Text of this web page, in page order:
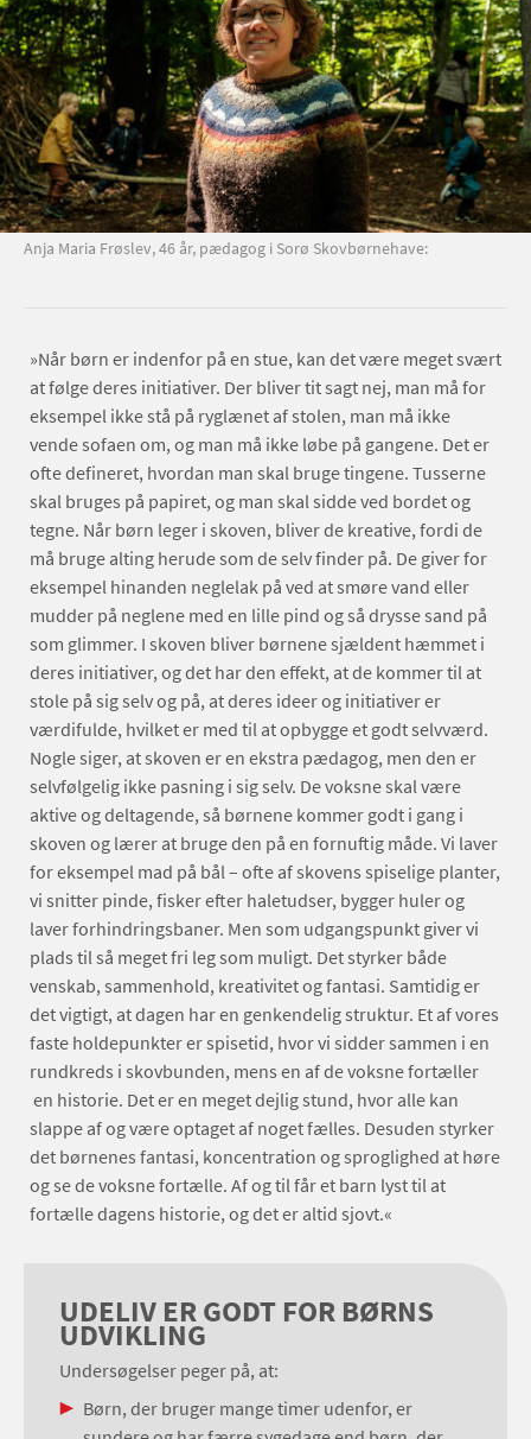
Anja Maria Frøslev, 46 år, pædagog i Sorø Skovbørnehave:
»Når børn er indenfor på en stue, kan det være meget svært
at følge deres initiativer. Der bliver tit sagt nej, man må for
eksempel ikke stå på ryglænet af stolen, man må ikke
vende sofaen om, og man må ikke løbe på gangene. Det er
ofte defineret, hvordan man skal bruge tingene. Tusserne
skal bruges på papiret, og man skal sidde ved bordet og
tegne. Når børn leger i skoven, bliver de kreative, fordi de
må bruge alting herude som de selv finder på. De giver for
eksempel hinanden neglelak på ved at smøre vand eller
mudder på neglene med en lille pind og så drysse sand på
som glimmer. I skoven bliver børnene sjældent hæmmet i
deres initiativer, og det har den effekt, at de kommer til at
stole på sig selv og på, at deres ideer og initiativer er
værdifulde, hvilket er med til at opbygge et godt selvværd.
Nogle siger, at skoven er en ekstra pædagog, men den er
selvfølgelig ikke pasning i sig selv. De voksne skal være
aktive og deltagende, så børnene kommer godt i gang i
skoven og lærer at bruge den på en fornuftig måde. Vi laver
for eksempel mad på bål – ofte af skovens spiselige planter,
vi snitter pinde, fisker efter haletudser, bygger huler og
laver forhindringsbaner. Men som udgangspunkt giver vi
plads til så meget fri leg som muligt. Det styrker både
venskab, sammenhold, kreativitet og fantasi. Samtidig er
det vigtigt, at dagen har en genkendelig struktur. Et af vores
faste holdepunkter er spisetid, hvor vi sidder sammen i en
rundkreds i skovbunden, mens en af de voksne fortæller
en historie. Det er en meget dejlig stund, hvor alle kan
slappe af og være optaget af noget fælles. Desuden styrker
det børnenes fantasi, koncentration og sproglighed at høre
og se de voksne fortælle. Af og til får et barn lyst til at
fortælle dagens historie, og det er altid sjovt.«
UDELIV ER GODT FOR BØRNS
UDVIKLING
Undersøgelser peger på, at:
Børn, der bruger mange timer udenfor, er